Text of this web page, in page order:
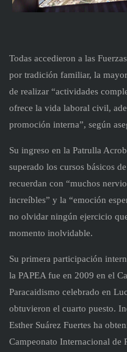
Todas accedieron a las
por tradición familiar, la
de realizar “actividades
ofrece la vida laboral civil,
promoción interna”, según
Su ingreso en la Patrulla
superado los cursos básicos
recuerdan con “muchos
increíbles” y la “emoción
no olvidar ningún ejercicio
momento inolvidable.
Su primera participación
la PAPEA fue en 2009 en el
Paracaidismo celebrado en
obtuvieron el cuarto puesto.
Esther Suárez Fuertes ha
Campeonato Internacional de